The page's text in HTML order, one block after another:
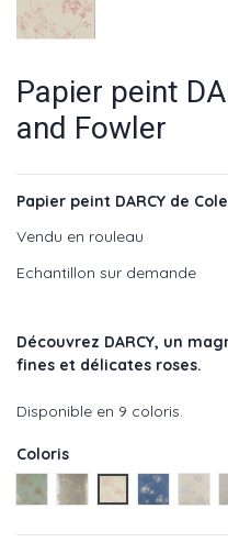
Papier peint
and Fowler
Papier peint DARCY de
Vendu en rouleau
Echantillon sur demande
Découvrez DARCY, un
fines et délicates roses.
Disponible en 9 coloris.
Coloris
Aqua - réf : 07957/01
Pewter - réf : 07957/02
Red - réf :Navy - réf